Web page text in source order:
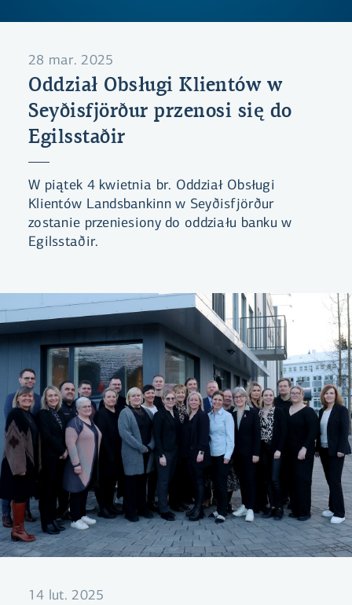
28 mar. 2025
Oddział Obsługi Klientów w
Seyðisfjörður przenosi się do
Egilsstaðir
W piątek 4 kwietnia br. Oddział Obsługi
Klientów Landsbankinn w Seyðisfjörður
zostanie przeniesiony do oddziału banku w
Egilsstaðir.
14 lut. 2025